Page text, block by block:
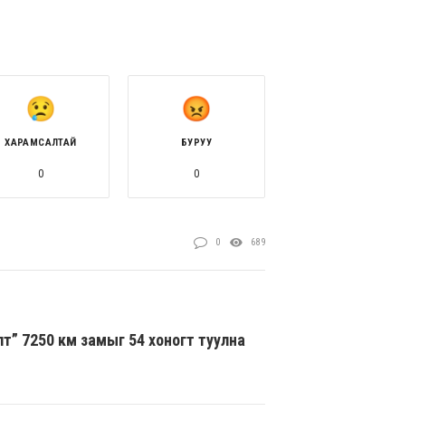
ХАРАМСАЛТАЙ
0
БУРУУ
0
0 689
7250 км замыг 54 хоногт туулна